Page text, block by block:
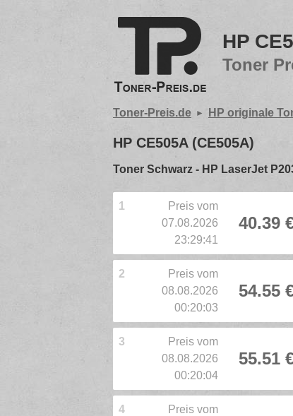
HP
Toner
Toner-Preis.de HP originale
HP CE505A (CE505A)
Toner Schwarz - HP LaserJet
1
Preis vom
07.08.2026
23:29:41
40.39
2
Preis vom
08.08.2026
00:20:03
54.55
3
Preis vom
08.08.2026
00:20:04
55.51
4
Preis vom